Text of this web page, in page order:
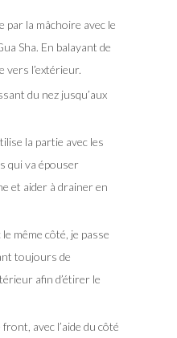
par la mâchoire avec le
Sha. En balayant de
vers l’extérieur.
du nez jusqu’aux
la partie avec les
qui va épouser
et aider à drainer en
même côté, je passe
toujours de
afin d’étirer le
avec l’aide du côté